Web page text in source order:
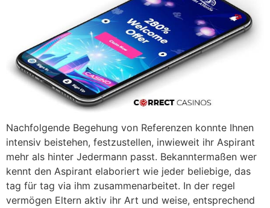
Nachfolgende Begehung von Referenzen konnte Ihnen
intensiv beistehen, festzustellen, inwieweit ihr Aspirant
mehr als hinter Jedermann passt. Bekanntermaßen wer
kennt den Aspirant elaboriert wie jeder beliebige, das
tag für tag via ihm zusammenarbeitet. In der regel
vermögen Eltern aktiv ihr Art und weise, entsprechend